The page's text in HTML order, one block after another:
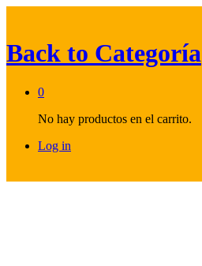
Back to Categoría
0
No hay productos en el carrito.
Log in